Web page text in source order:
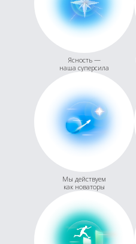
Ясность —
наша суперсила
Мы действуем
как новаторы